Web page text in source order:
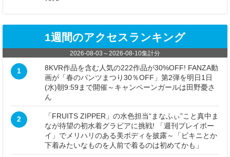
1週間のアクセスランキング
2026-08-03 ～2026-08-10集計分
1
8KVR作品を含む人気の222作品が30%OFF! FANZA動
画が「春のパンツまつり30％OFF」第2弾を明日1日
(水)朝9:59まで開催～キャンペーンガールは田野憂さ
ん
2
「FRUITS ZIPPER」の水色担当“まなふぃ”こと真中ま
なが待望の初水着グラビアに挑戦! 「週刊プレイボー
イ」でメリハリのある美ボディを披露～「ビキニとか
下着みたいなものを人前で着るのは初めてかも」